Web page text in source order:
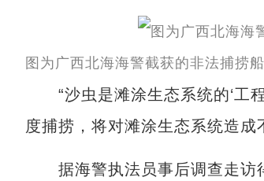
图为广西北海海警截获的非法捕捞
“沙虫是滩涂生态系统的‘工程
度捕捞，将对滩涂生态系统造成
据海警执法员事后调查走访